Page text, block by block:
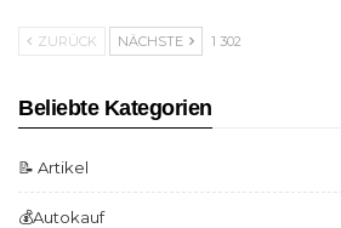
ZURÜCK NÄCHSTE 1 302
Beliebte Kategorien
📝 Artikel
💰Autokauf